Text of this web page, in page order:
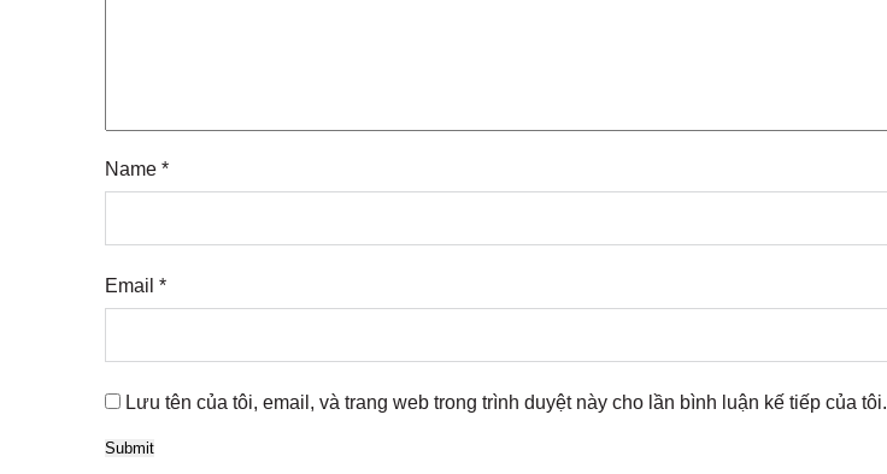
Name *
Email *
Lưu tên của tôi, email, và trang web trong trình duyệt này cho lần bình luận kế tiếp của tôi.